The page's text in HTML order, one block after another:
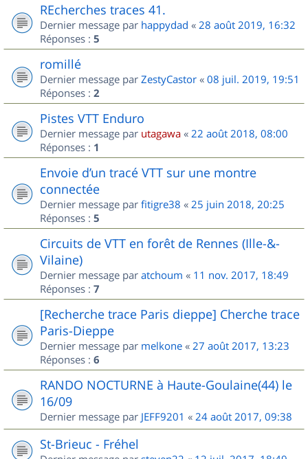
REcherches traces 41.
Dernier message par happydad « 28 août 2019, 16:32
Réponses : 5
romillé
Dernier message par ZestyCastor « 08 juil. 2019, 19:51
Réponses : 2
Pistes VTT Enduro
Dernier message par utagawa « 22 août 2018, 08:00
Réponses : 1
Envoie d’un tracé VTT sur une montre
connectée
Dernier message par fitigre38 « 25 juin 2018, 20:25
Réponses : 5
Circuits de VTT en forêt de Rennes (Ille-&-
Vilaine)
Dernier message par atchoum « 11 nov. 2017, 18:49
Réponses : 7
[Recherche trace Paris dieppe] Cherche trace
Paris-Dieppe
Dernier message par melkone « 27 août 2017, 13:23
Réponses : 6
RANDO NOCTURNE à Haute-Goulaine(44) le
16/09
Dernier message par JEFF9201 « 24 août 2017, 09:38
St-Brieuc - Fréhel